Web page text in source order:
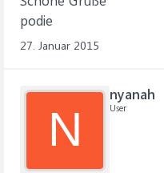
podie
27. Januar 2015
N
nyanah
User